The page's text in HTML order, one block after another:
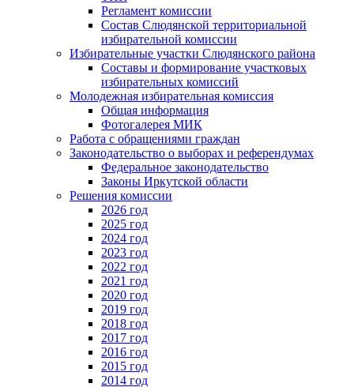
Регламент комиссии
Состав Слюдянской территориальной
избирательной комиссии
Избирательные участки Слюдянского района
Составы и формирование участковых
избирательных комиссий
Молодежная избирательная комиссия
Общая информация
Фотогалерея МИК
Работа с обращениями граждан
Законодательство о выборах и референдумах
Федеральное законодательство
Законы Иркутской области
Решения комиссии
2026 год
2025 год
2024 год
2023 год
2022 год
2021 год
2020 год
2019 год
2018 год
2017 год
2016 год
2015 год
2014 год